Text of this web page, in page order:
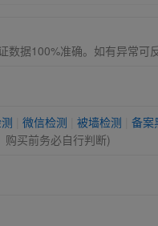
数据100%准确。如有异常可
微信检测 被墙检测
备案
购买前务必自行判断)